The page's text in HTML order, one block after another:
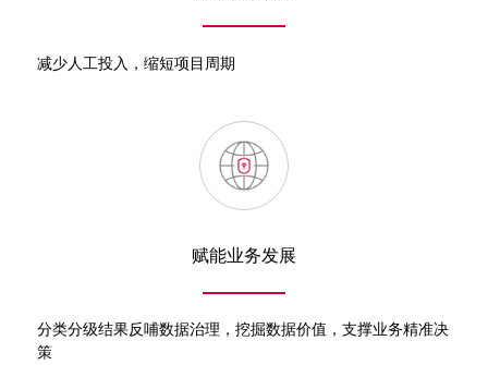
减少人工投入，缩短项目周期
赋能业务发展
分类分级结果反哺数据治理，挖掘数据价值，支撑业务精准决
策